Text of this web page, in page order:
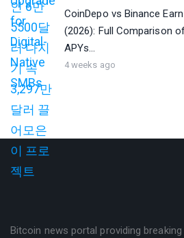
CoinDepo vs Binance Earn
(2026): Full Comparison
APYs...
4 weeks ago
Bitcoin news portal providing